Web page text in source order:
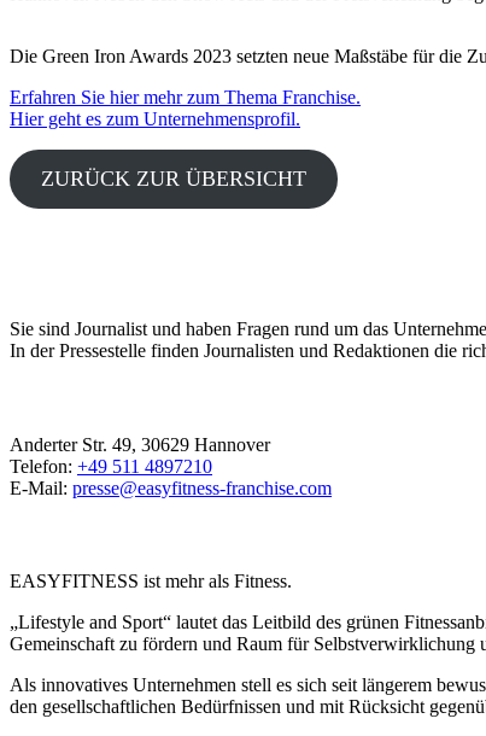
Die Green Iron Awards 2023 setzten neue Maßstäbe für die
Erfahren Sie hier mehr zum Thema Franchise.
Hier geht es zum Unternehmensprofil.
ZURÜCK ZUR ÜBERSICHT
Sie sind Journalist und haben Fragen rund um das
In der Pressestelle finden Journalisten und Redaktionen die
Anderter Str. 49, 30629 Hannover
Telefon: +49 511 4897210
E-Mail: presse@easyfitness-franchise.com
EASYFITNESS ist mehr als Fitness.
„Lifestyle and Sport“ lautet das Leitbild des grünen
Gemeinschaft zu fördern und Raum für Selbstverwirklichung
Als innovatives Unternehmen stell es sich seit längerem
den gesellschaftlichen Bedürfnissen und mit Rücksicht